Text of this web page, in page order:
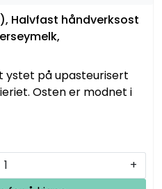
Halvfast håndverksost
ystet på upasteurisert
Osten er modnet i
+